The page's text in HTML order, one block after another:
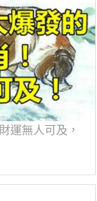
運無人可及，